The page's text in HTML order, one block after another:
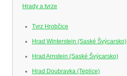
Hrady a tvrze
Tvrz Hrobčice
Hrad Winterstein (Saské Švýcarsko)
Hrad Arnstein (Saské Švýcarsko)
Hrad Doubravka (Teplice)